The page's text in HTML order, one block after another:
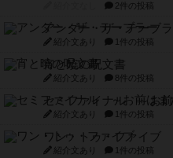
2件の投稿
アンダー・ザ・テーブ
紹介文あり 1件の投稿
宵と暁の呪文書
紹介文あり 8件の投稿
セミファイナル ～お前
紹介文あり 1件の投稿
ワン・トゥ・ファイブ
紹介文あり 1件の投稿